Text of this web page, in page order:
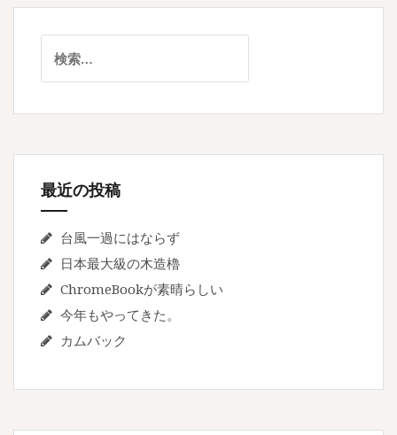
ビ
シ
ン
索:
最近の投稿
台風一過にはならず
日本最大級の木造櫓
ChromeBookが素晴らしい
今年もやってきた。
カムバック